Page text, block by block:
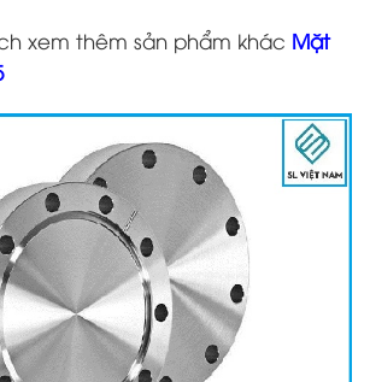
xem thêm sản phẩm khác Mặt